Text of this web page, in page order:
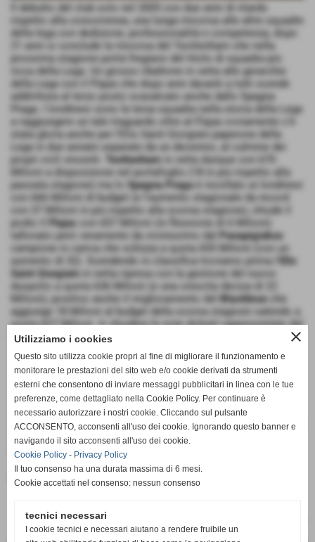
Il debutto del club solo nel 2005 con due anni di ritardo
rispetto alla concorrenza, una lunga rincorsa alle altre squadre
della lega con dedizione, professionalità e competenza, dopo
21 anni si conclude la rincorsa del Teottenham che nella
prossima stagione potrà fregiarsi del titolo di squadra più
ricca della Lega. Un grosso ribaltone in vetta alle gerarchie
della Lega con il Flajax che dopo anni davanti a tutti scende
addirittura al terzo posto scavalcato anche dallo Spagna
Praga. I londinesi sono la terza squadra nella storia della Lega
a raggiungere un tale traguardo oltre al Flajax ovviamente c'è
stata gloria anche per l'Elis Saint Giorgiain paperone della
Lega in due annate separate da un decennio, al culmine dei
propri cicli vincenti.
Teottenham
in vetta dunque con 670
Milioni a disposizione nel portafoglio (18 in più rispetto alla
passata stagione) ma lo
Spagna Praga è incollato ai londinesi
con 666 Milioni di budget (e l'aumento stagionale da record
con 37 Milioni in più rispetto alla scorsa stagione), chiude il
podio il
Flajax con 657 Milioni (in flessione di 6 Milioni)
tallonato però veramente da vicinissimo dal
Panapigiakos
campione in carica che schizza a quota 655 Milioni (con un
aumento di 32). Scendendo in classifica troviamo prima l'
Elis
Saint Giorgiain
in netta ripresa con la gestione del nuovo
duopolio a quota 636 Milioni (e una crescita decisa di 22
Milioni), positivo anche il miglioramento del
Blackbrun che
aggiunge 18 Milioni al budget della scorsa stagioen salendo a
quota 627 Milioni. A chiudere le note dolenti rappresentate dal
Psfrè Eindhobertche scende a soli 622 Milioni con una
stata un bagno di sangue. A chiudere ilTordeauxderelitto con
soli 611 Milioni a chiudere la classifica che paga le ultime
stagioni decisamente sottotono e rispetto alla scorsa
stagione paga soli 7 Milioni di ammanco in primis perchè
aveva già un budget risicato e secondariamente perchè è
servita una manovra straordinaria per rimettere in carreggiata i
girondini, il distacco di 59 Milioni dalla squadra più ricca è
parecchio pesante ma poteva essere molto molto peggio.
inserisci un nuovo commento
close
Utilizziamo i cookies
Questo sito utilizza cookie propri al fine di migliorare il funzionamento e
monitorare le prestazioni del sito web e/o cookie derivati da strumenti
esterni che consentono di inviare messaggi pubblicitari in linea con le tue
preferenze, come dettagliato nella Cookie Policy. Per continuare è
necessario autorizzare i nostri cookie. Cliccando sul pulsante
ACCONSENTO, acconsenti all'uso dei cookie. Ignorando questo banner e
navigando il sito acconsenti all'uso dei cookie.
Cookie Policy - Privacy Policy
Il tuo consenso ha una durata massima di 6 mesi.
Cookie accettati nel consenso: nessun consenso
tecnici necessari
I cookie tecnici e necessari aiutano a rendere fruibile un